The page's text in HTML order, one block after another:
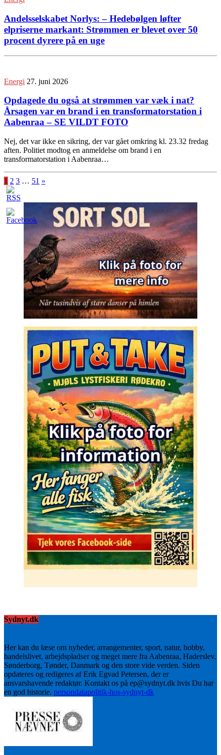
Andelsselskabet Norlys: – Hedebølgen løfter
elpriserne markant: Strømmen er blevet over 50
procent dyrere på en uge
Energi 27. juni 2026
Opdagede du også at strømmen var væk i nat?
Årsagen var en brand i en transformatorstation i
Aabenraa – SE VILDT FOTO
Nej, det var ikke en sikring, der var gået omkring kl. 23.32 fredag
aften. Politiet modtog en anmeldelse om brand i en
transformatorstation i Aabenraa…
1 2 3 … 51 »
Sydnyt.dk
Her kan du læse om nyheder, arrangementer, sport, natur, hobby,
handelslivet, arbejdspladser og meget mere fra Aabenraa, Haderslev,
Sønderborg, Tønder, Danmark og den store vide verden. Siden
opdateres og redigeres af Erik Egvad Petersen, der er
ansvarshavende redaktør. Kontakt os på ep@sydnyt.dk hvis Du har
en god historie. persondatapolitik-hos-sydnyt-dk